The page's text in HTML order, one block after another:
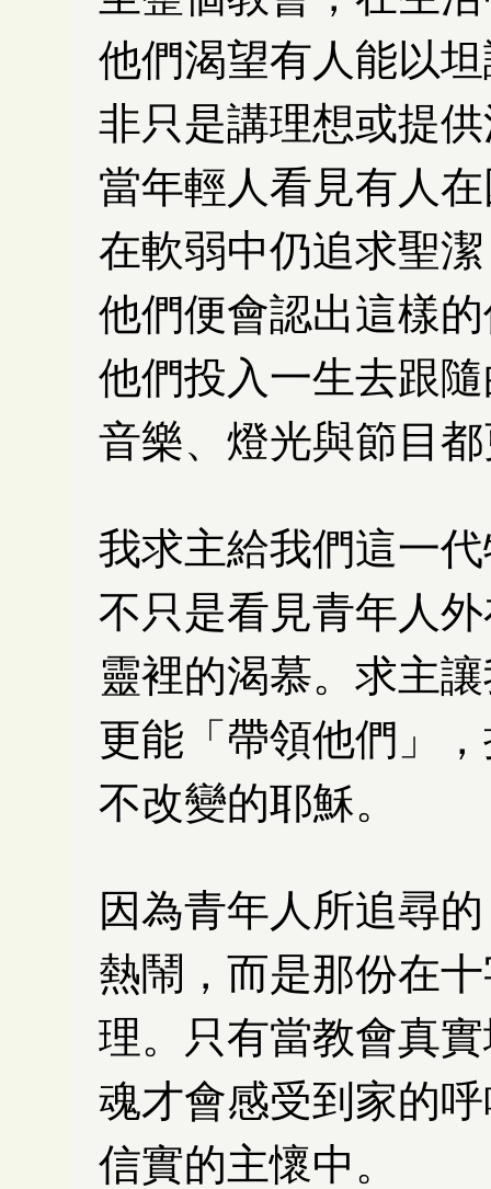
他們渴望有人能以
非只是講理想或提
當年輕人看見有人
在軟弱中仍追求聖
他們便會認出這樣
他們投入一生去跟
音樂、燈光與節目
我求主給我們這一
不只是看見青年人
靈裡的渴慕。求主
更能「帶領他們」
不改變的耶穌。
因為青年人所追尋
熱鬧，而是那份在
理。只有當教會真
魂才會感受到家的
信實的主懷中。